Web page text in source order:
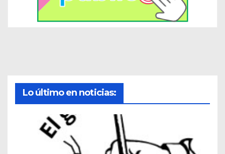
Lo último en noticias: